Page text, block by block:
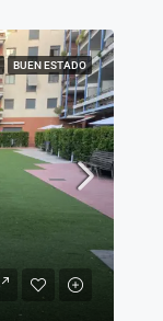
BUEN ESTADO